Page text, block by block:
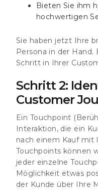
Bieten Sie ihm
hochwertigen
Sie haben jetzt Ihre
Persona in der Hand.
Schritt in Ihrer
Schritt 2:
Customer
Ein Touchpoint
Interaktion, die ein
nach einem Kauf mit
Touchpoints können
jeder einzelne
Möglichkeit etwas
der Kunde über Ihre